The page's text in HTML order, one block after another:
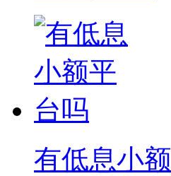
有低息小额